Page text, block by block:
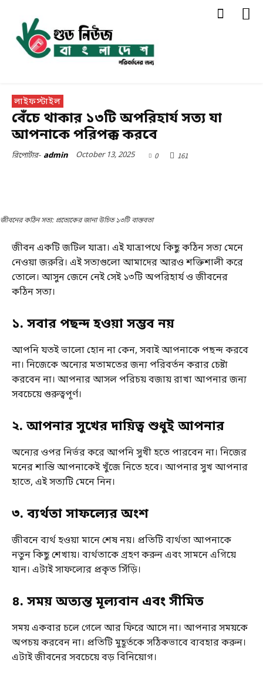
লাইফস্টাইল
বেঁচে থাকার ১৩টি অপরিহার্য সত্য যা
আপনাকে পরিপক্ক করবে
রিপোর্টার- admin October 13, 2025 0 161
জীবনের কঠিন সত্য: প্রত্যেকের জানা উচিত ১৩টি বাস্তবতা
জীবন একটি জটিল যাত্রা। এই যাত্রাপথে কিছু কঠিন সত্য মেনে
নেওয়া জরুরি। এই সত্যগুলো আমাদের আরও শক্তিশালী করে
তোলে। আসুন জেনে নেই সেই ১৩টি অপরিহার্য ও জীবনের
কঠিন সত্য।
১. সবার পছন্দ হওয়া সম্ভব নয়
আপনি যতই ভালো হোন না কেন, সবাই আপনাকে পছন্দ করবে
না। নিজেকে অন্যের মতামতের জন্য পরিবর্তন করার চেষ্টা
করবেন না। আপনার আসল পরিচয় বজায় রাখা আপনার জন্য
সবচেয়ে গুরুত্বপূর্ণ।
২. আপনার সুখের দায়িত্ব শুধুই আপনার
অন্যের ওপর নির্ভর করে আপনি সুখী হতে পারবেন না। নিজের
মনের শান্তি আপনাকেই খুঁজে নিতে হবে। আপনার সুখ আপনার
হাতে, এই সত্যটি মেনে নিন।
৩. ব্যর্থতা সাফল্যের অংশ
জীবনে ব্যর্থ হওয়া মানে শেষ নয়। প্রতিটি ব্যর্থতা আপনাকে
নতুন কিছু শেখায়। ব্যর্থতাকে গ্রহণ করুন এবং সামনে এগিয়ে
যান। এটাই সাফল্যের প্রকৃত সিঁড়ি।
৪. সময় অত্যন্ত মূল্যবান এবং সীমিত
সময় একবার চলে গেলে আর ফিরে আসে না। আপনার সময়কে
অপচয় করবেন না। প্রতিটি মুহূর্তকে সঠিকভাবে ব্যবহার করুন।
এটাই জীবনের সবচেয়ে বড় বিনিয়োগ।